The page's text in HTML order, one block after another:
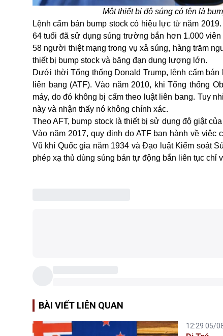
Một thiết bị độ súng có tên là
Lệnh cấm bán bump stock có hiệu lực từ năm
64 tuổi đã sử dụng súng trường bắn hơn 1.000
58 người thiệt mạng trong vụ xả súng, hàng trăm
thiết bị bump stock và băng đạn dung lượng lớn.
Dưới thời Tổng thống Donald Trump, lệnh cấm
liên bang (ATF). Vào năm 2010, khi Tổng thống
máy, do đó không bị cấm theo luật liên bang. Tuy
này và nhận thấy nó không chính xác.
Theo AFT, bump stock là thiết bị sử dụng độ giật
Vào năm 2017, quy định do ATF ban hành về việc
Vũ khí Quốc gia năm 1934 và Đạo luật Kiểm soát
phép xạ thủ dùng súng bán tự động bắn liên tục chỉ
BÀI VIẾT LIÊN QUAN
12:29 05/